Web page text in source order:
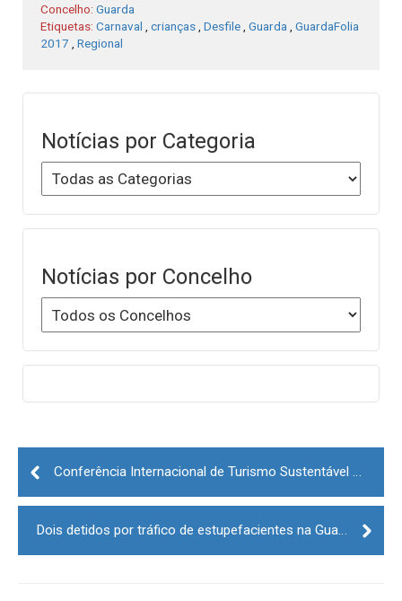
Concelho: Guarda
Etiquetas: Carnaval crianças Desfile Guarda
GuardaFolia
2017
Regional
Notícias por Categoria
Notícias por Concelho
Post
navigation
Conferência Internacional de Turismo Sustentável decorre em Penamacor
Dois detidos por tráfico de estupefacientes na Guarda